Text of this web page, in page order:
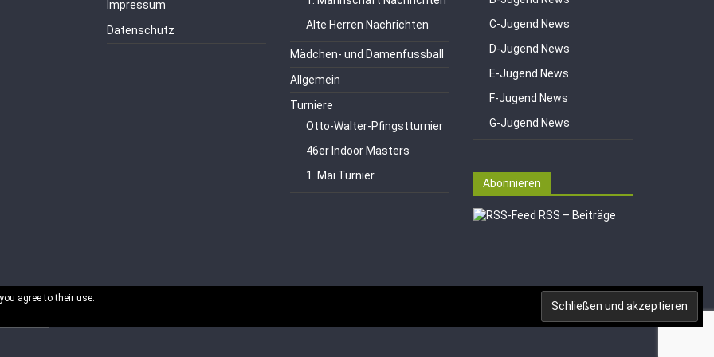
Impressum
Datenschutz
Alte Herren Nachrichten
Mädchen- und Damenfussball
Allgemein
Turniere
Otto-Walter-Pfingstturnier
46er Indoor Masters
1. Mai Turnier
C-Jugend News
D-Jugend News
E-Jugend News
F-Jugend News
G-Jugend News
Abonnieren
RSS – Beiträge
agree to their use.
vorbehalten.